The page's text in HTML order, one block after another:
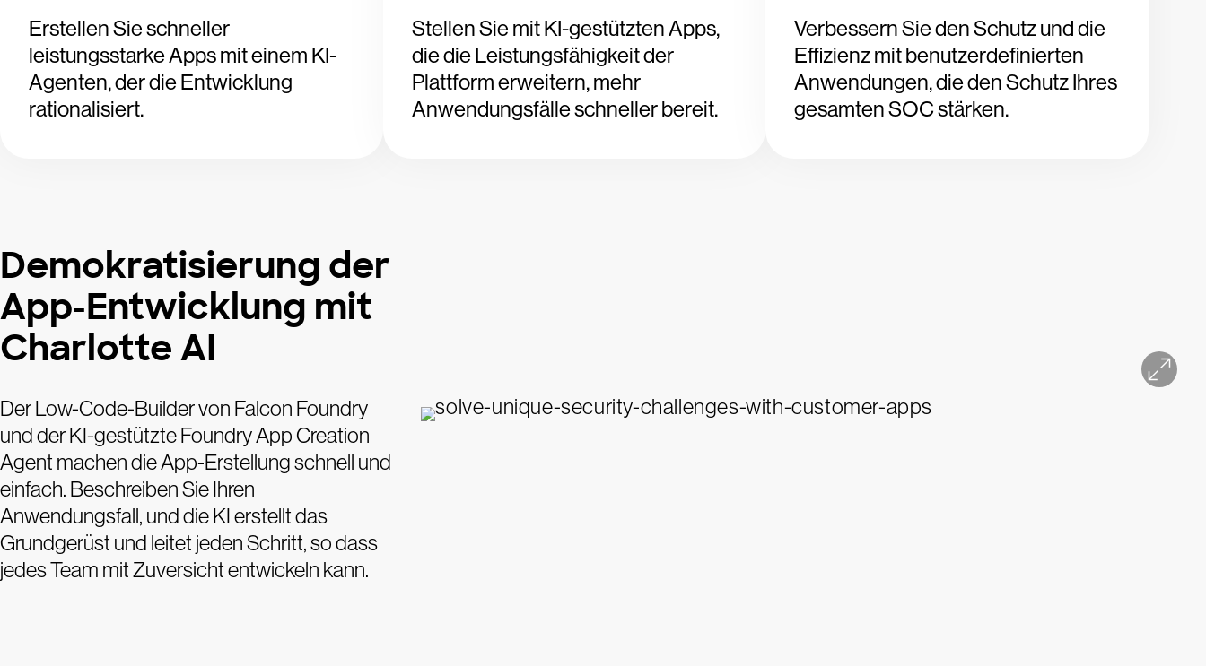
Erstellen Sie schneller
leistungsstarke Apps mit einem KI-
Agenten, der die Entwicklung
rationalisiert.
Stellen Sie mit KI-gestützten Apps,
die die Leistungsfähigkeit der
Plattform erweitern, mehr
Anwendungsfälle schneller bereit.
Verbessern Sie den Schutz und die
Effizienz mit benutzerdefinierten
Anwendungen, die den Schutz Ihres
gesamten SOC stärken.
Demokratisierung der
App-Entwicklung mit
Charlotte AI
Der Low-Code-Builder von Falcon Foundry
und der KI-gestützte Foundry App Creation
Agent machen die App-Erstellung schnell und
einfach. Beschreiben Sie Ihren
Anwendungsfall, und die KI erstellt das
Grundgerüst und leitet jeden Schritt, so dass
jedes Team mit Zuversicht entwickeln kann.